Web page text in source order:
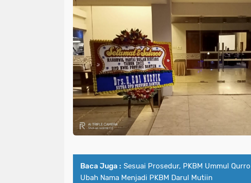
Baca Juga : Sesuai Prosedur, PKBM Ummul
Ubah Nama Menjadi PKBM Darul Mutiin